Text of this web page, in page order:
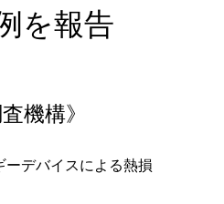
を報告
機構》
デバイスによる熱損